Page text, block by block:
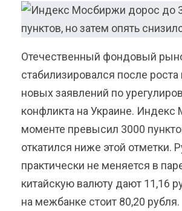
Отечественный фондовый
стабилизировался после
новых заявлений по
конфликта на Украине.
моменте превысил 3000
откатился ниже этой отметки.
практически не меняется в
китайскую валюту дают 11,16
на межбанке стоит 80,20 рубля.